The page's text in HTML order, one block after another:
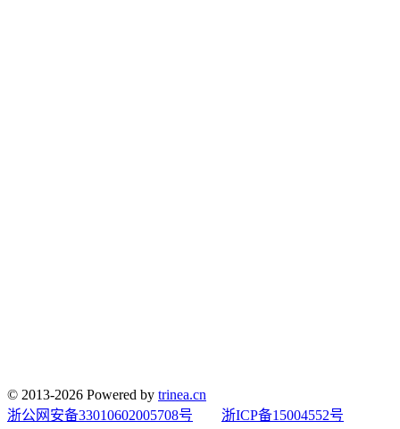
© 2013-2026 Powered by trinea.cn
浙公网安备33010602005708号
浙ICP备15004552号